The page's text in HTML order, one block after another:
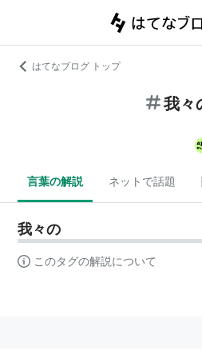
はてなブログ トップ
我々
言葉の解説 ネットで話題
我々の
このタグの解説について